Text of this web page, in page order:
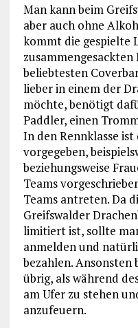
Man kann beim
aber auch ohne
kommt die gespielte
beliebtesten
lieber in einem der
möchte, benötigt
Paddler, einen
In den Rennklasse
vorgegeben,
beziehungsweise
Teams
Teams antreten. Da
Greifswalder
limitiert ist, sollte
anmelden und
bezahlen. Ansonsten
übrig, als während
am Ufer zu stehen
anzufeuern.